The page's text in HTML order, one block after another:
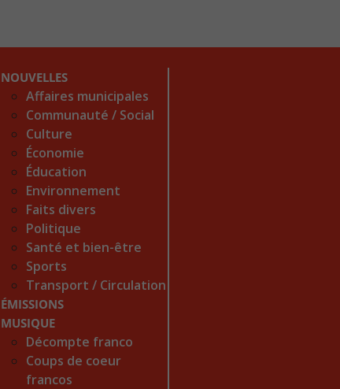
NOUVELLES
Affaires municipales
Communauté / Social
Culture
Économie
Éducation
Environnement
Faits divers
Politique
Santé et bien-être
Sports
Transport / Circulation
ÉMISSIONS
MUSIQUE
Décompte franco
Coups de coeur
francos